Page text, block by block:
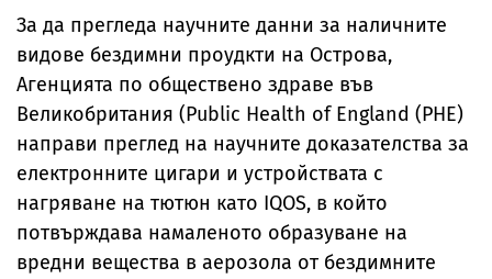
За да прегледа научните данни за наличните
видове бездимни проудкти на Острова,
Агенцията по обществено здраве във
Великобритания (Public Health of England (PHE)
направи преглед на научните доказателства за
електронните цигари и устройствата с
нагряване на тютюн като IQOS, в който
потвърждава намаленото образуване на
вредни вещества в аерозола от бездимните